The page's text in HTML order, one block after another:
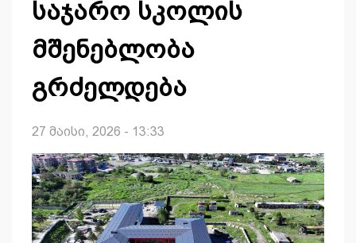
საჯარო სკოლის
მშენებლობა
გრძელდება
27 მაისი, 2026 - 13:33